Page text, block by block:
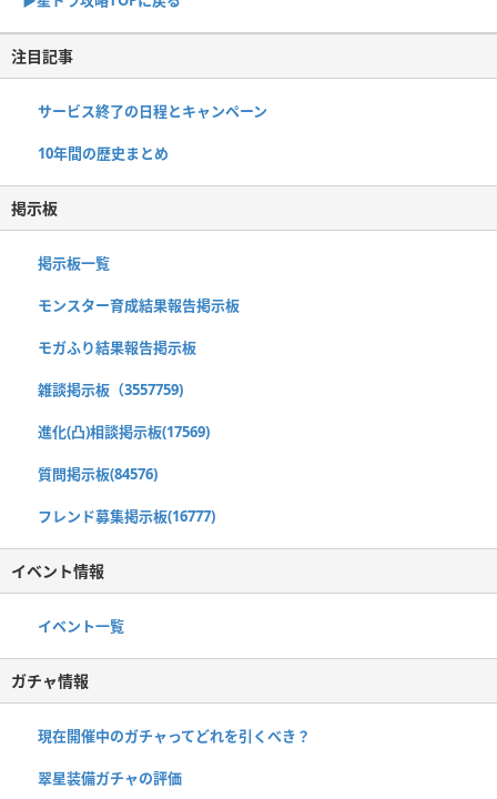
注目記事
サービス終了の日程とキャンペーン
10年間の歴史まとめ
掲示板
掲示板一覧
モンスター育成結果報告掲示板
モガふり結果報告掲示板
雑談掲示板（3557759)
進化(凸)相談掲示板(17569)
質問掲示板(84576)
フレンド募集掲示板(16777)
イベント情報
イベント一覧
ガチャ情報
現在開催中のガチャってどれを引くべき？
翠星装備ガチャの評価